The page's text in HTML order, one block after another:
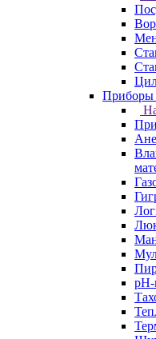
Приборы
pH-